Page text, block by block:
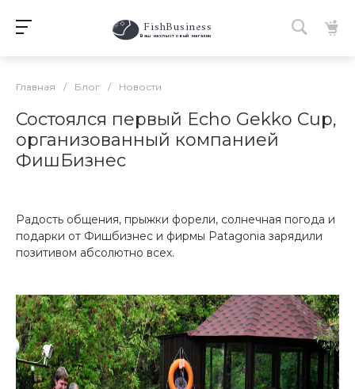
FishBusiness
Ваш нахлыстовый магазин
Главная / Блог / Новости
Состоялся первый Echo Gekko Cup,
организованный компанией
ФишБизнес
Радость общения, прыжки форели, солнечная погода и
подарки от Фишбизнес и фирмы Patagonia зарядили
позитивом абсолютно всех.